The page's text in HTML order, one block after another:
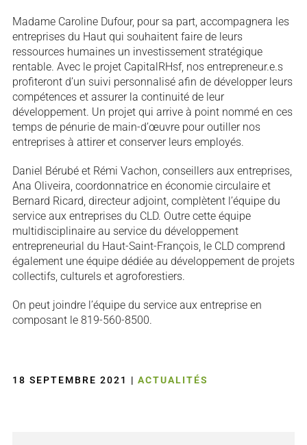
Madame Caroline Dufour, pour sa part, accompagnera les
entreprises du Haut qui souhaitent faire de leurs
ressources humaines un investissement straté­gique
rentable. Avec le projet CapitalRHsf, nos entrepreneur.e.s
profiteront d’un suivi personnalisé afin de développer leurs
compétences et assurer la continuité de leur
développement. Un projet qui arrive à point nommé en ces
temps de pénurie de main-d’œuvre pour outiller nos
entreprises à attirer et conserver leurs employés.
Daniel Bérubé et Rémi Vachon, conseillers aux entreprises,
Ana Oliveira, coordonnatrice en économie circulaire et
Bernard Ricard, directeur adjoint, complètent l’équipe du
service aux entreprises du CLD. Outre cette équipe
multidisciplinaire au service du développement
entrepreneurial du Haut-Saint-François, le CLD comprend
également une équipe dédiée au développement de projets
collectifs, culturels et agroforestiers.
On peut joindre l’équipe du service aux entreprise en
composant le 819-560-8500.
18 SEPTEMBRE 2021 | ACTUALITÉS